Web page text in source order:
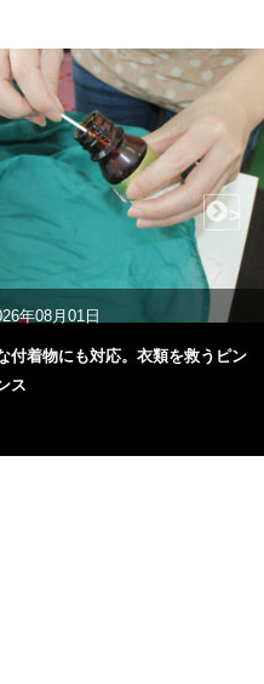
年08月01日
付着物にも対応。衣類を救うピン
ス
>